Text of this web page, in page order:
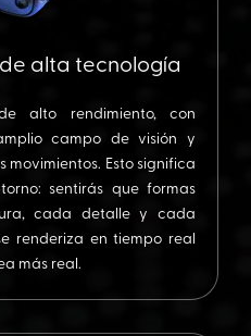
alta tecnología
alto rendimiento, con
campo de visión y
movimientos. Esto significa
sentirás que formas
cada detalle y cada
renderiza en tiempo real
más real.